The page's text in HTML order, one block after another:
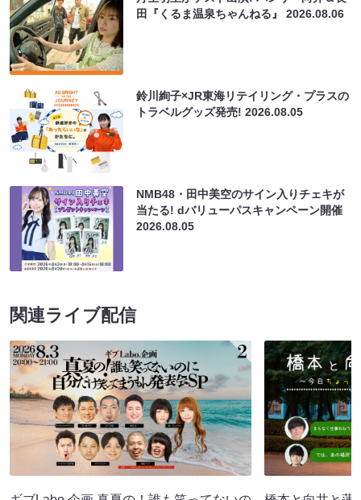
田『くるま温泉ちゃんねる』2026.08.06
鈴川絢子×JR東海リテイリング・プラスの
トラベルグッズ発売!2026.08.05
NMB48・田中美空のサイン入りチェキが
当たる! dバリューパスキャンペーン開催
2026.08.05
関連ライブ配信